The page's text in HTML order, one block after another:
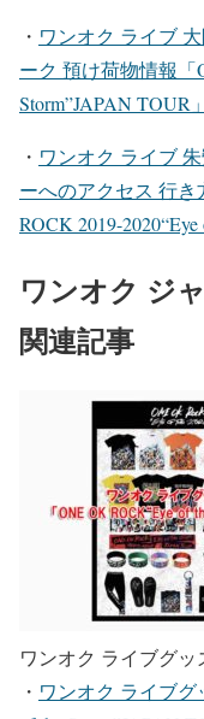
・ ワンオク ライブ
ーク 預け荷物情報「
Storm”JAPAN TOUR」
・ ワンオク ライブ
ーへのアクセス 行
ROCK 2019-
ワンオク ジ
関連記事
ワンオク ライブグッ
・ ワンオク ライブグ